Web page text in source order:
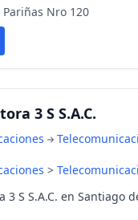
Pariñas Nro 120
3 S S.A.C.
>
3 S S.A.C. en Santiago